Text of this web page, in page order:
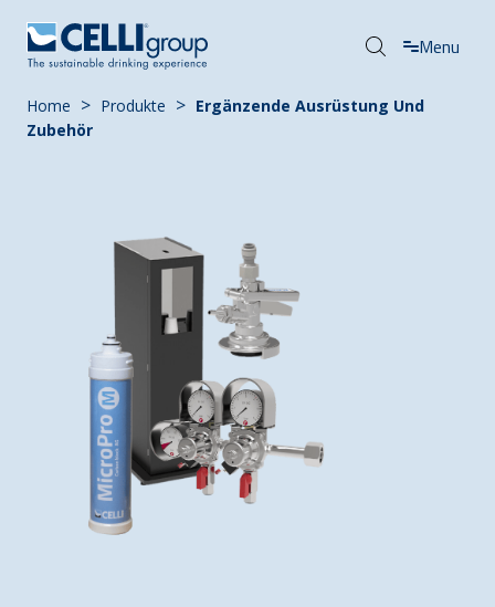
Menu
Home > Produkte > Ergänzende Ausrüstung Und
Zubehör